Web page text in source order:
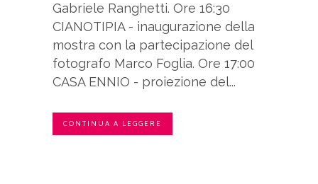
Gabriele Ranghetti. Ore 16:30
CIANOTIPIA - inaugurazione della
mostra con la partecipazione del
fotografo Marco Foglia. Ore 17:00
CASA ENNIO - proiezione del...
CONTINUA A LEGGERE